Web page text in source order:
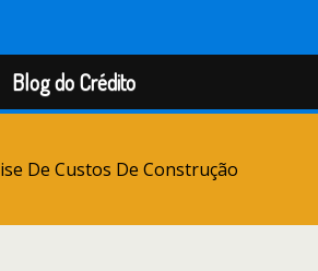
Blog do Crédito
De Custos De Construção
Blog do Crédito